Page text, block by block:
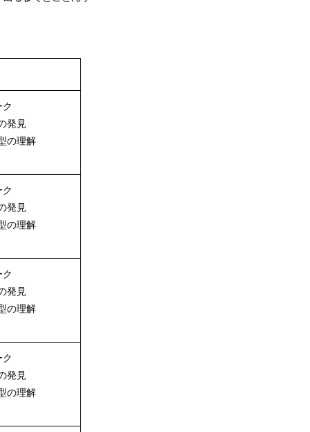
発見
の理解
発見
の理解
発見
の理解
発見
の理解